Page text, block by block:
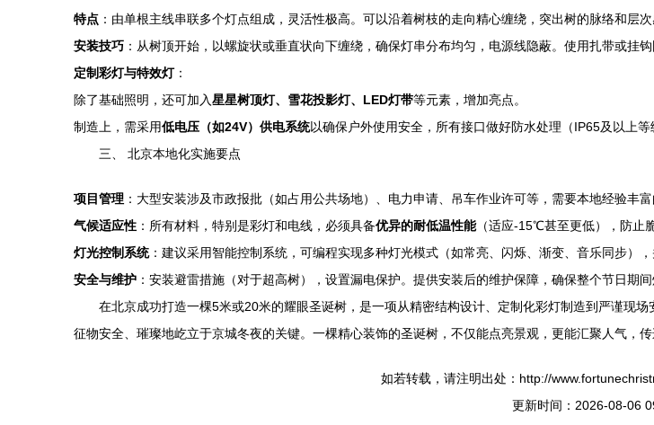
特点 ：由单根主线串联多个灯点组成，灵活性极高。可以沿着树枝的走向精心缠绕，突出树的脉络和层
安装技巧 ：从树顶开始，以螺旋状或垂直状向下缠绕，确保灯串分布均匀，电源线隐蔽。使用扎带或挂钩
定制彩灯与特效灯：
除了基础照明，还可加入星星树顶灯、雪花投影灯、LED灯带等元素，增加亮点。
制造上，需采用低电压（如24V）供电系统以确保户外使用安全，所有接口做好防水处理（IP65及以上等
三、 北京本地化实施要点
项目管理 ：大型安装涉及市政报批（如占用公共场地）、电力申请、吊车作业许可等，需要本地经验丰富
气候适应性 ：所有材料，特别是彩灯和电线，必须具备优异的耐低温性能（适应-15℃甚至更低），防止
灯光控制系统：建议采用智能控制系统，可编程实现多种灯光模式（如常亮、闪烁、渐变、音乐同步），
安全与维护 ：安装避雷措施（对于超高树），设置漏电保护。提供安装后的维护保障，确保整个节日期间
在北京成功打造一棵5米或20米的耀眼圣诞树，是一项从精密结构设计、定制化彩灯制造到严谨现
征物安全、璀璨地屹立于京城冬夜的关键。一棵精心装饰的圣诞树，不仅能点亮景观，更能汇聚人气，传
如若转载，请注明出处：http://
更新时间：2026-08-06